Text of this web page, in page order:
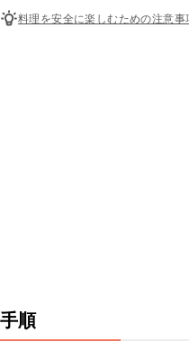
料理を安全に楽しむための注意事
手順